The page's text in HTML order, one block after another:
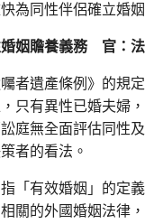
為同性伴侶確立婚
姻贍養義務 官：
者遺產條例》的規
只有異性已婚夫婦
庭無全面評估同性
者的看法。
「有效婚姻」的定
關的外國婚姻法律